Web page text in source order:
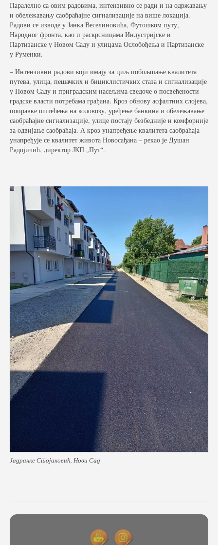
Документа
Галерија
Фото галерија
Контакт
Паралелно са овим радовима, интензивно се ради и на одржавању
и обележавању саобраћајне сигнализације на више локација.
Радови се изводе у Јанка Веселиновића, Футошком путу,
Народног фронта, као и раскрсницама Индустријске и
Партизанске у Новом Саду и улицама Ослобођења и Партизанске
у Руменки.
– Интензивни радови који имају за циљ побољшање квалитета
путева, улица, пешачких и бициклистичких стаза и сигнализације
у Новом Саду и приградским насељима сведоче о посвећености
градске власти потребама грађана. Кроз обнову асфалтних слојева,
поправке оштећења на коловозу, уређење банкина и обележавање
саобраћајне сигнализације, улице постају безбедније и комфорније
за одвијање саобраћаја. А кроз унапређење квалитета саобраћаја
унапређује се квалитет живота Новосађана – рекао је Душан
Радојичић, директор ЈКП „Пут“.
Јадранке Стојаковић, Нови Сад